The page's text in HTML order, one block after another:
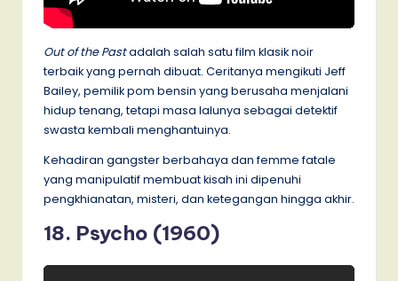
Out of the Pastadalah salah satu film klasik noir
terbaik yang pernah dibuat. Ceritanya mengikuti Jeff
Bailey, pemilik pom bensin yang berusaha menjalani
hidup tenang, tetapi masa lalunya sebagai detektif
swasta kembali menghantuinya.
Kehadiran gangster berbahaya dan femme fatale
yang manipulatif membuat kisah ini dipenuhi
pengkhianatan, misteri, dan ketegangan hingga akhir.
18. Psycho (1960)